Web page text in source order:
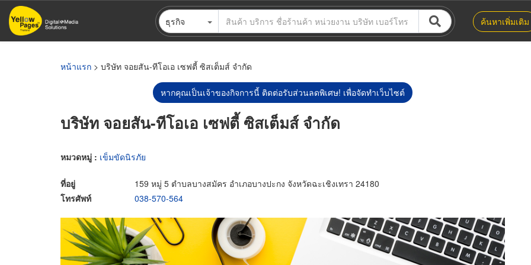
ข้าม
ไป
ธุรกิจ ค้นหาเพิ่มเติม
หน้าแรก > บริษัท จอยสัน-ทีโอเอ เซฟตี้ ซิสเต็มส์ จำกัด
หากคุณเป็นเจ้าของกิจการนี้ ติดต่อรับส่วนลดพิเศษ! เพื่อจัดทำเว็บไซต์
บริษัท จอยสัน-ทีโอเอ เซฟตี้ ซิสเต็มส์ จำกัด
หมวดหมู่ : เข็มขัดนิรภัย
ที่อยู่
159 หมู่ 5 ตำบลบางสมัคร อำเภอบางปะกง จังหวัดฉะเชิงเทรา 24180
โทรศัพท์
038-570-564